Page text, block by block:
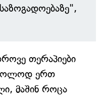
თერაპიები
ერთ
მაშინ როცა